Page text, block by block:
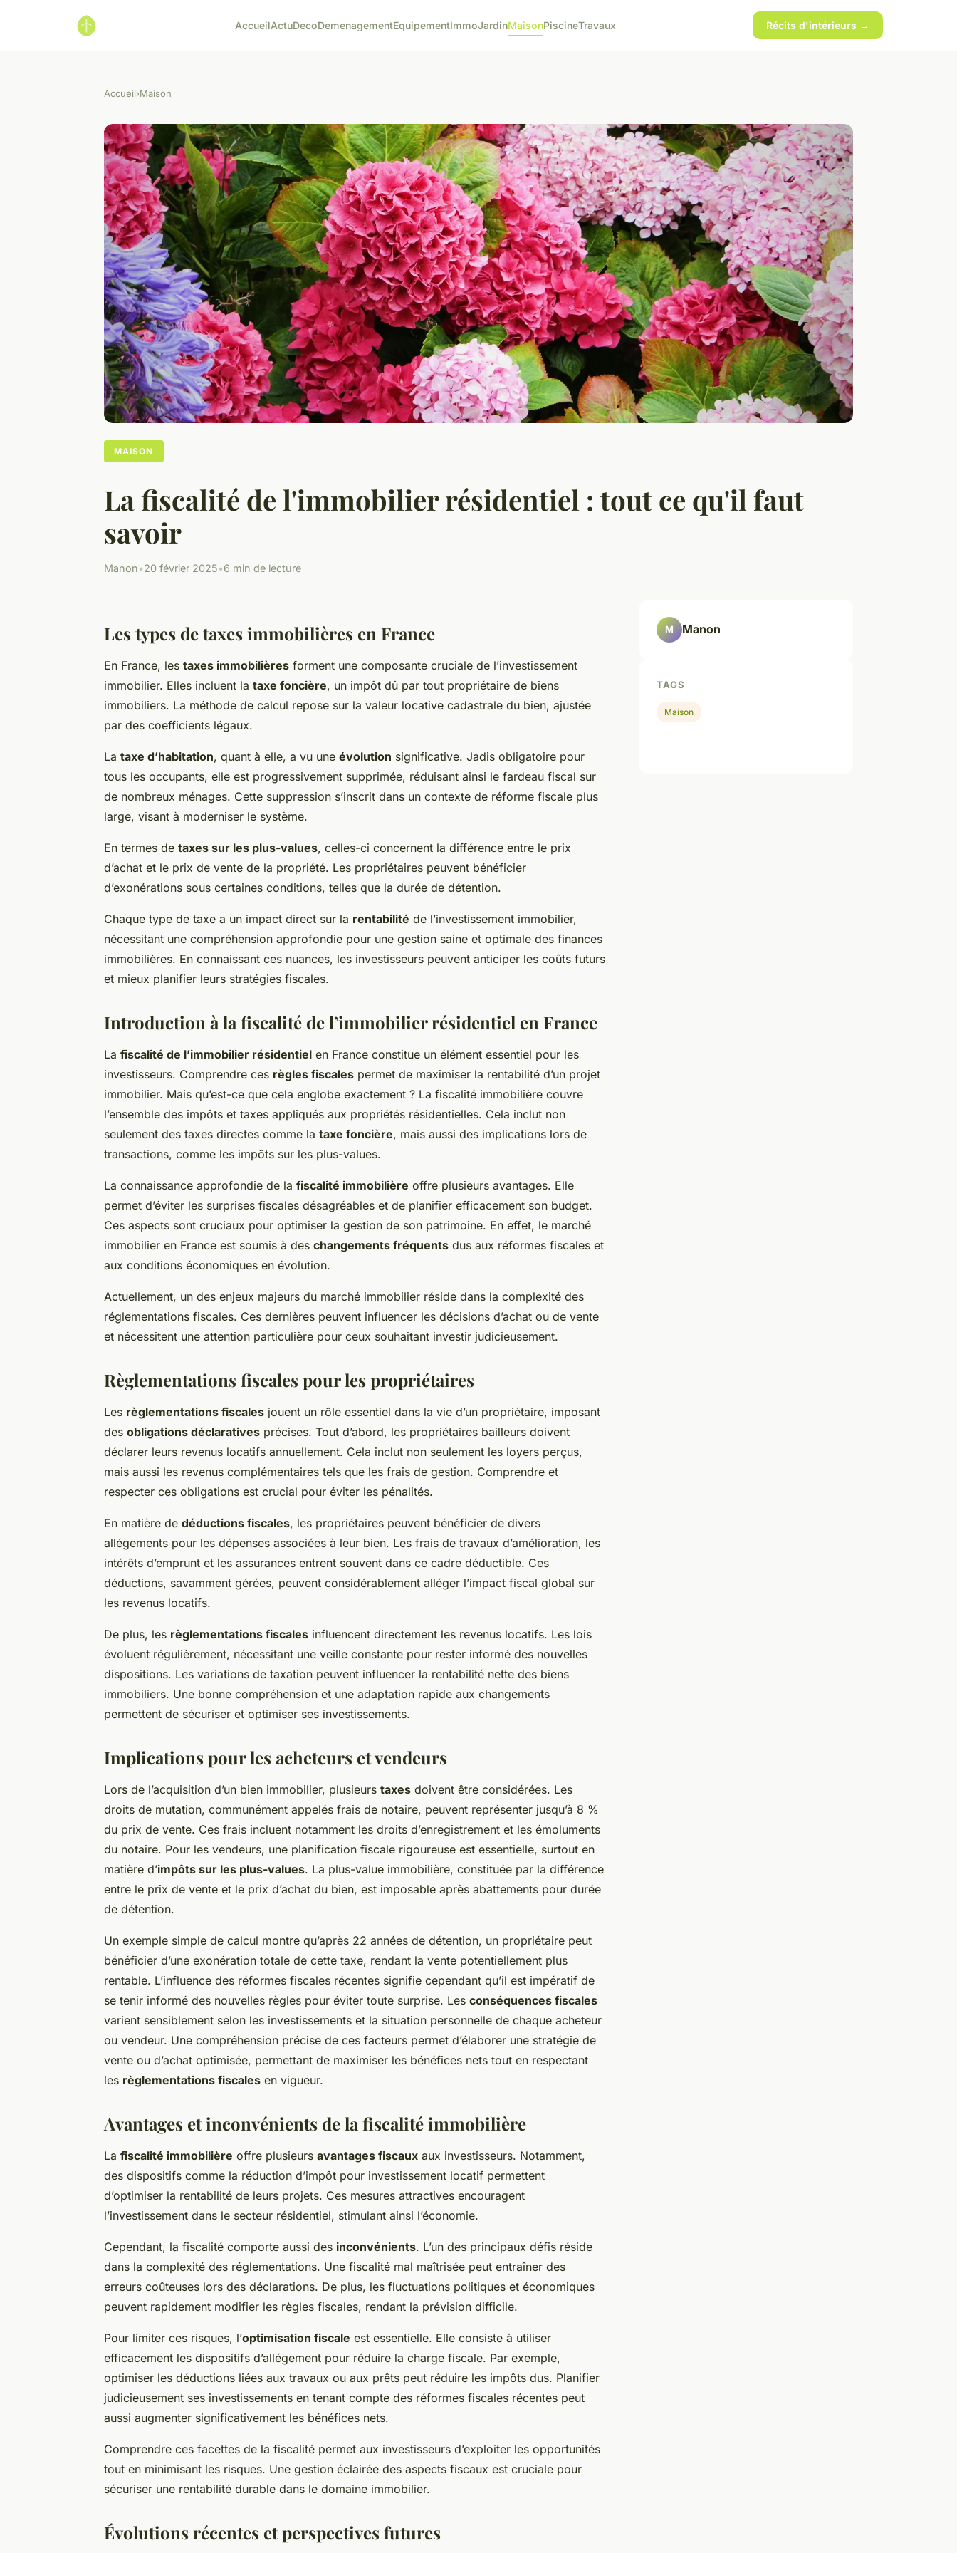
AccueilActuDecoDemenagementEquipementImmoJardinMaisonPiscineTravaux Récits d'intérieurs →
Accueil›Maison
MAISON
La fiscalité de l'immobilier résidentiel : tout ce qu'il faut
savoir
Manon•20 février 2025•6 min de lecture
Les types de taxes immobilières en France
En France, les taxes immobilières forment une composante cruciale de l’investissement
immobilier. Elles incluent la taxe foncière, un impôt dû par tout propriétaire de biens
immobiliers. La méthode de calcul repose sur la valeur locative cadastrale du bien, ajustée
par des coefficients légaux.
La taxe d’habitation, quant à elle, a vu une évolution significative. Jadis obligatoire pour
tous les occupants, elle est progressivement supprimée, réduisant ainsi le fardeau fiscal sur
de nombreux ménages. Cette suppression s’inscrit dans un contexte de réforme fiscale plus
large, visant à moderniser le système.
En termes de taxes sur les plus-values, celles-ci concernent la différence entre le prix
d’achat et le prix de vente de la propriété. Les propriétaires peuvent bénéficier
d’exonérations sous certaines conditions, telles que la durée de détention.
Chaque type de taxe a un impact direct sur la rentabilité de l’investissement immobilier,
nécessitant une compréhension approfondie pour une gestion saine et optimale des finances
immobilières. En connaissant ces nuances, les investisseurs peuvent anticiper les coûts futurs
et mieux planifier leurs stratégies fiscales.
Introduction à la fiscalité de l’immobilier résidentiel en France
La fiscalité de l’immobilier résidentiel en France constitue un élément essentiel pour les
investisseurs. Comprendre ces règles fiscales permet de maximiser la rentabilité d’un projet
immobilier. Mais qu’est-ce que cela englobe exactement ? La fiscalité immobilière couvre
l’ensemble des impôts et taxes appliqués aux propriétés résidentielles. Cela inclut non
seulement des taxes directes comme la taxe foncière, mais aussi des implications lors de
transactions, comme les impôts sur les plus-values.
La connaissance approfondie de la fiscalité immobilière offre plusieurs avantages. Elle
permet d’éviter les surprises fiscales désagréables et de planifier efficacement son budget.
Ces aspects sont cruciaux pour optimiser la gestion de son patrimoine. En effet, le marché
immobilier en France est soumis à des changements fréquents dus aux réformes fiscales et
aux conditions économiques en évolution.
Actuellement, un des enjeux majeurs du marché immobilier réside dans la complexité des
réglementations fiscales. Ces dernières peuvent influencer les décisions d’achat ou de vente
et nécessitent une attention particulière pour ceux souhaitant investir judicieusement.
Règlementations fiscales pour les propriétaires
Les règlementations fiscales jouent un rôle essentiel dans la vie d’un propriétaire, imposant
des obligations déclaratives précises. Tout d’abord, les propriétaires bailleurs doivent
déclarer leurs revenus locatifs annuellement. Cela inclut non seulement les loyers perçus,
mais aussi les revenus complémentaires tels que les frais de gestion. Comprendre et
respecter ces obligations est crucial pour éviter les pénalités.
En matière de déductions fiscales, les propriétaires peuvent bénéficier de divers
allégements pour les dépenses associées à leur bien. Les frais de travaux d’amélioration, les
intérêts d’emprunt et les assurances entrent souvent dans ce cadre déductible. Ces
déductions, savamment gérées, peuvent considérablement alléger l’impact fiscal global sur
les revenus locatifs.
De plus, les règlementations fiscales influencent directement les revenus locatifs. Les lois
évoluent régulièrement, nécessitant une veille constante pour rester informé des nouvelles
dispositions. Les variations de taxation peuvent influencer la rentabilité nette des biens
immobiliers. Une bonne compréhension et une adaptation rapide aux changements
permettent de sécuriser et optimiser ses investissements.
Implications pour les acheteurs et vendeurs
Lors de l’acquisition d’un bien immobilier, plusieurs taxes doivent être considérées. Les
droits de mutation, communément appelés frais de notaire, peuvent représenter jusqu’à 8 %
du prix de vente. Ces frais incluent notamment les droits d’enregistrement et les émoluments
du notaire. Pour les vendeurs, une planification fiscale rigoureuse est essentielle, surtout en
matière d’impôts sur les plus-values. La plus-value immobilière, constituée par la différence
entre le prix de vente et le prix d’achat du bien, est imposable après abattements pour durée
de détention.
Un exemple simple de calcul montre qu’après 22 années de détention, un propriétaire peut
bénéficier d’une exonération totale de cette taxe, rendant la vente potentiellement plus
rentable. L’influence des réformes fiscales récentes signifie cependant qu’il est impératif de
se tenir informé des nouvelles règles pour éviter toute surprise. Les conséquences fiscales
varient sensiblement selon les investissements et la situation personnelle de chaque acheteur
ou vendeur. Une compréhension précise de ces facteurs permet d’élaborer une stratégie de
vente ou d’achat optimisée, permettant de maximiser les bénéfices nets tout en respectant
les règlementations fiscales en vigueur.
Avantages et inconvénients de la fiscalité immobilière
La fiscalité immobilière offre plusieurs avantages fiscaux aux investisseurs. Notamment,
des dispositifs comme la réduction d’impôt pour investissement locatif permettent
d’optimiser la rentabilité de leurs projets. Ces mesures attractives encouragent
l’investissement dans le secteur résidentiel, stimulant ainsi l’économie.
Cependant, la fiscalité comporte aussi des inconvénients. L’un des principaux défis réside
dans la complexité des réglementations. Une fiscalité mal maîtrisée peut entraîner des
erreurs coûteuses lors des déclarations. De plus, les fluctuations politiques et économiques
peuvent rapidement modifier les règles fiscales, rendant la prévision difficile.
Pour limiter ces risques, l’optimisation fiscale est essentielle. Elle consiste à utiliser
efficacement les dispositifs d’allégement pour réduire la charge fiscale. Par exemple,
optimiser les déductions liées aux travaux ou aux prêts peut réduire les impôts dus. Planifier
judicieusement ses investissements en tenant compte des réformes fiscales récentes peut
aussi augmenter significativement les bénéfices nets.
Comprendre ces facettes de la fiscalité permet aux investisseurs d’exploiter les opportunités
tout en minimisant les risques. Une gestion éclairée des aspects fiscaux est cruciale pour
sécuriser une rentabilité durable dans le domaine immobilier.
Évolutions récentes et perspectives futures
M Manon
TAGS
Maison